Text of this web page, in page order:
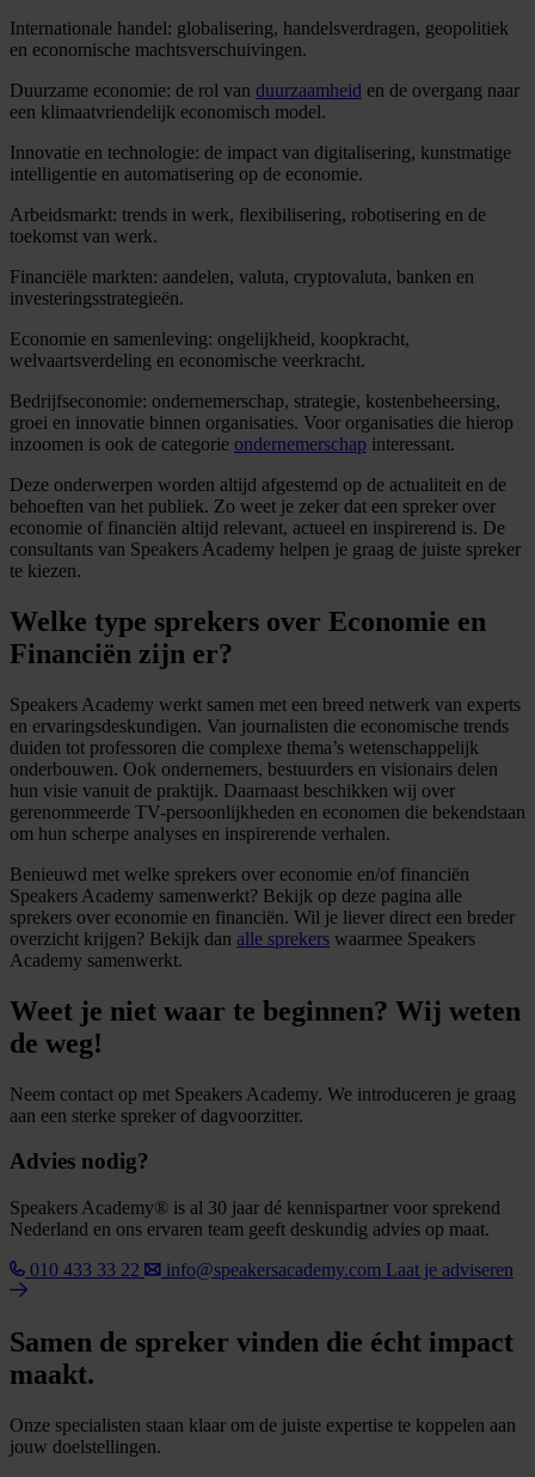
Internationale handel: globalisering, handelsverdragen, geopolitiek
en economische machtsverschuivingen.
Duurzame economie: de rol van duurzaamheid en de overgang naar
een klimaatvriendelijk economisch model.
Innovatie en technologie: de impact van digitalisering, kunstmatige
intelligentie en automatisering op de economie.
Arbeidsmarkt: trends in werk, flexibilisering, robotisering en de
toekomst van werk.
Financiële markten: aandelen, valuta, cryptovaluta, banken en
investeringsstrategieën.
Economie en samenleving: ongelijkheid, koopkracht,
welvaartsverdeling en economische veerkracht.
Bedrijfseconomie: ondernemerschap, strategie, kostenbeheersing,
groei en innovatie binnen organisaties. Voor organisaties die hierop
inzoomen is ook de categorie ondernemerschap interessant.
Deze onderwerpen worden altijd afgestemd op de actualiteit en de
behoeften van het publiek. Zo weet je zeker dat een spreker over
economie of financiën altijd relevant, actueel en inspirerend is. De
consultants van Speakers Academy helpen je graag de juiste spreker
te kiezen.
Welke type sprekers over Economie en
Financiën zijn er?
Speakers Academy werkt samen met een breed netwerk van experts
en ervaringsdeskundigen. Van journalisten die economische trends
duiden tot professoren die complexe thema’s wetenschappelijk
onderbouwen. Ook ondernemers, bestuurders en visionairs delen
hun visie vanuit de praktijk. Daarnaast beschikken wij over
gerenommeerde TV-persoonlijkheden en economen die bekendstaan
om hun scherpe analyses en inspirerende verhalen.
Benieuwd met welke sprekers over economie en/of financiën
Speakers Academy samenwerkt? Bekijk op deze pagina alle
sprekers over economie en financiën. Wil je liever direct een breder
overzicht krijgen? Bekijk dan alle sprekers waarmee Speakers
Academy samenwerkt.
Weet je niet waar te beginnen? Wij weten
de weg!
Neem contact op met Speakers Academy. We introduceren je graag
aan een sterke spreker of dagvoorzitter.
Advies nodig?
Speakers Academy® is al 30 jaar dé kennispartner voor sprekend
Nederland en ons ervaren team geeft deskundig advies op maat.
010 433 33 22
info@speakersacademy.com Laat je adviseren
Samen de spreker vinden die écht impact
maakt.
Onze specialisten staan klaar om de juiste expertise te koppelen aan
jouw doelstellingen.